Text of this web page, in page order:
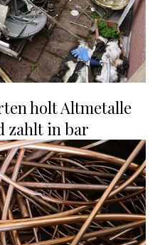
holt Altmetalle
zahlt in bar